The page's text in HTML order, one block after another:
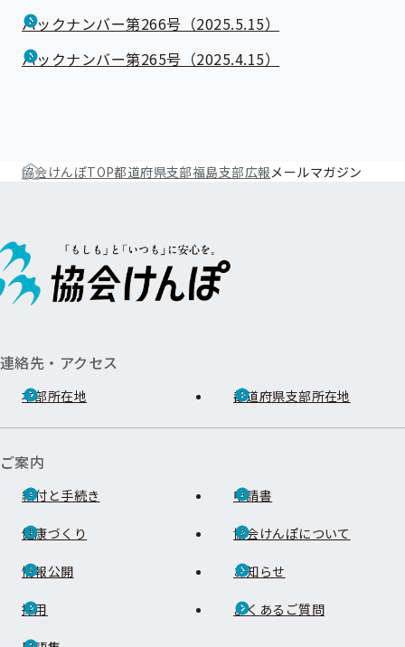
バックナンバー第266号（2025.5.15）
バックナンバー第265号（2025.4.15）
協会けんぽTOP都道府県支部福島支部広報メールマガジン
連絡先・アクセス
本部所在地 都道府県支部所在地
ご案内
給付と手続き 申請書
健康づくり 協会けんぽについて
情報公開 お知らせ
採用 よくあるご質問